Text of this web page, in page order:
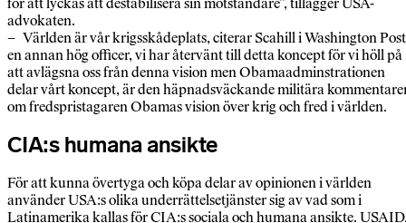
advokaten.
– Världen är vår krigsskådeplats, citerar Scahill i Washington Post
en annan hög officer, vi har återvänt till detta koncept för vi höll på
att avlägsna oss från denna vision men Obamaadminstrationen
delar vårt koncept, är den häpnadsväckande militära
om fredspristagaren Obamas vision över krig och fred i världen.
CIA:s humana ansikte
För att kunna övertyga och köpa delar av opinionen i världen
använder USA:s olika underrättelsetjänster sig av vad som i
Latinamerika kallas för CIA:s sociala och humana ansikte.